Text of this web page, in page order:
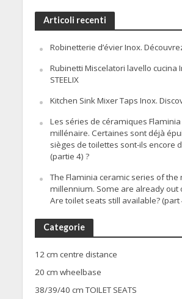
Articoli recenti
Robinetterie d’évier Inox.
Rubinetti Miscelatori lavello cucina
STEELIX
Kitchen Sink Mixer Taps Inox.
Les séries de céramiques
millénaire. Certaines sont déjà
sièges de toilettes sont-ils encore
(partie 4) ?
The Flaminia ceramic series of the
millennium. Some are already out
Are toilet seats still available? (part
Categorie
12 cm centre distance
20 cm wheelbase
38/39/40 cm TOILET SEATS